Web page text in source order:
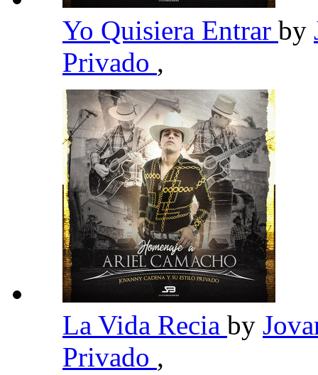
Yo Quisiera Entrar by
Privado ,
La Vida Recia by
Privado ,